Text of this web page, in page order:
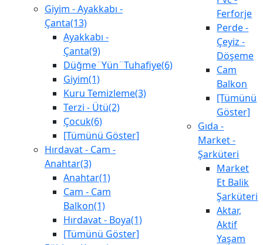
Giyim - Ayakkabı -
Çanta(13)
Ayakkabı -
Çanta(9)
Düğme¨Yün¨Tuhafiye(6)
Giyim(1)
Kuru Temizleme(3)
Terzi - Ütü(2)
Çocuk(6)
[Tümünü Göster]
Hırdavat - Cam -
Anahtar(3)
Anahtar(1)
Cam - Cam
Balkon(1)
Hırdavat - Boya(1)
[Tümünü Göster]
Ferforje
Perde -
Çeyiz -
Döşeme
Cam
Balkon
[Tümünü
Göster]
Gıda -
Market -
Şarküteri
Market
Et Balik
Şarküteri
Aktar,
Aktif
Yaşam